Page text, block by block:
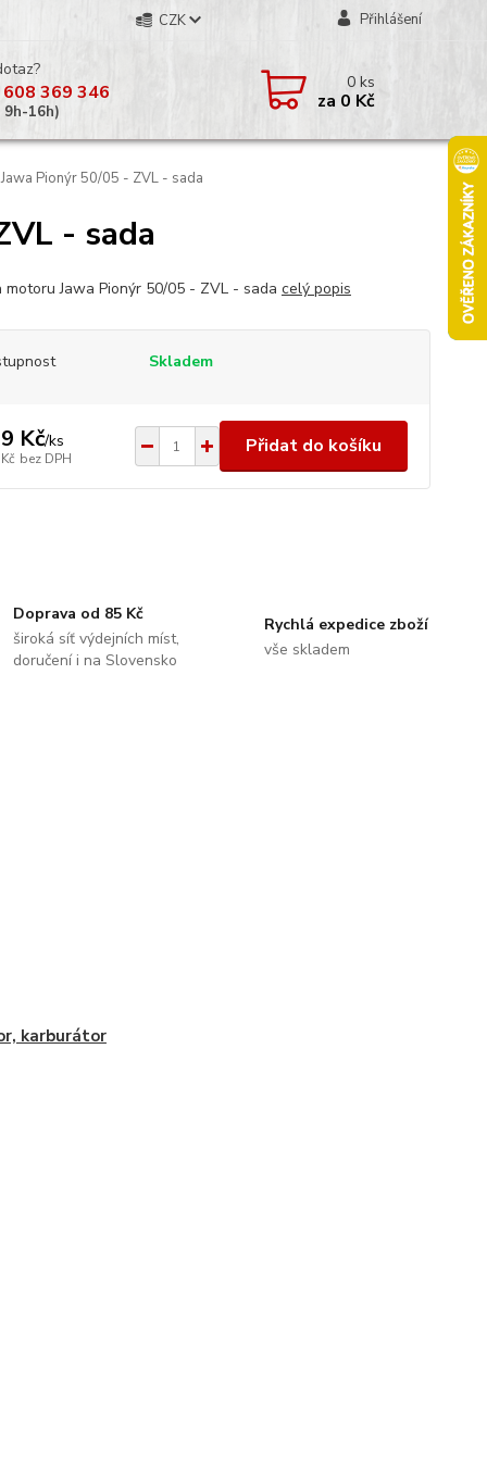
CZK Přihlášení
369 346
9h-16h)
0ks
za 0 Kč
Pionýr 50/05 - ZVL - sada
- sada
motoru Jawa Pionýr 50/05 - ZVL - sada celý popis
Skladem
Kč/ks
bez DPH
Přidat do košíku
Doprava od 85 Kč
široká síť výdejních míst,
doručení i na Slovensko
Rychlá expedice zboží
vše skladem
karburátor